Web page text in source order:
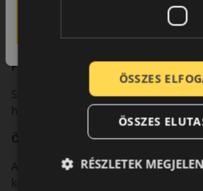
Sportos karaktere ellenére is
Felhasználási ajánlás
Sportos és nagy teljesítményű
használatra.
Összegzés
A SportContact 7 a precíz és
készült.
ÖSSZES
ÖSSZES
RÉSZLETEK